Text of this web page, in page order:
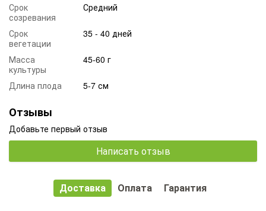
Срок
созревания
Средний
Срок
вегетации
35 - 40 дней
Масса
культуры
45-60 г
Длина плода 5-7 см
Отзывы
Добавьте первый отзыв
Написать отзыв
Доставка Оплата Гарантия